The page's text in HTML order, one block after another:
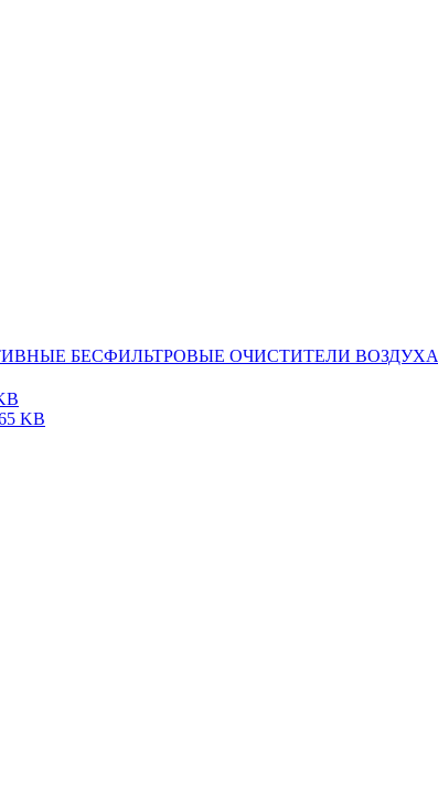
БЕСФИЛЬТРОВЫЕ ОЧИСТИТЕЛИ ВОЗДУХА
KB